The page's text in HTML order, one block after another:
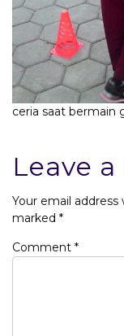
ceria saat bermain
Leave
Your email
marked *
Comment *